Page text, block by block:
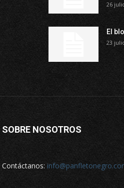
26
El
23
SOBRE NOSOTROS
Contáctanos: